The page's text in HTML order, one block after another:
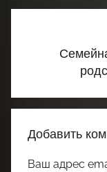
Добавить
Ваш адрес